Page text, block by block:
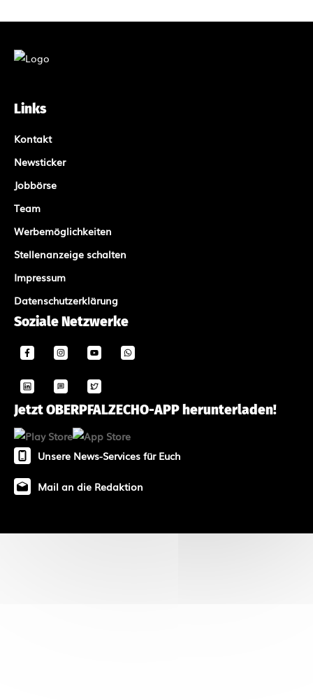
Links
Kontakt
Newsticker
Jobbörse
Team
Werbemöglichkeiten
Stellenanzeige schalten
Impressum
Datenschutzerklärung
Soziale Netzwerke
Jetzt OBERPFALZECHO-APP herunterladen!
Unsere News-Services für Euch
Mail an die Redaktion